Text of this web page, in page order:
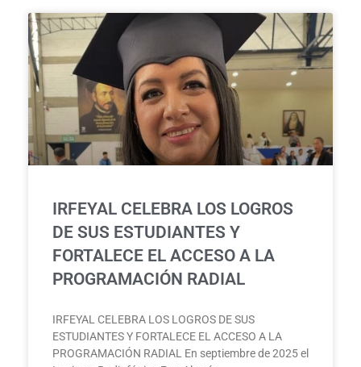
IRFEYAL CELEBRA LOS LOGROS
DE SUS ESTUDIANTES Y
FORTALECE EL ACCESO A LA
PROGRAMACIÓN RADIAL
IRFEYAL CELEBRA LOS LOGROS DE SUS
ESTUDIANTES Y FORTALECE EL ACCESO A LA
PROGRAMACIÓN RADIAL En septiembre de 2025 el